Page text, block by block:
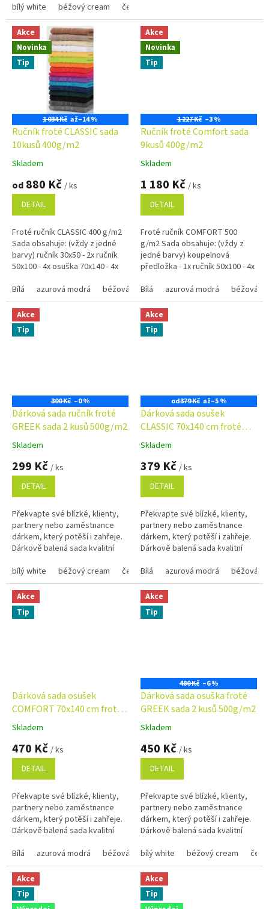
bílý white
béžový cream černý black
Akce
Novinka
Tip
1 034 Kč až–14 %
Ručník froté CLASSIC sada
10kusů 400g/m2
Průměrné
produktu
5,0
5
hvězdiček.
Skladem
od 880 Kč / ks
DETAIL
Froté ručník CLASSIC 400 g/m2
Sada obsahuje: (vždy z jedné
barvy) ručník 30x50 - 2x ručník
50x100 - 4x osuška 70x140 - 4x
Bílá
azurová modrá béžová černá červená hnědá 1420
Akce
Novinka
Tip
1 227 Kč –3 %
Ručník froté Comfort sada
9kusů 400g/m2
Průměrné
produktu
5,0
5
hvězdiček.
Skladem
1 180 Kč / ks
DETAIL
Froté ručník COMFORT 500
g/m2 Sada obsahuje: (vždy z
jedné barvy) koupelnová
předložka - 1x ručník 50x100 - 4x
Bílá
azurová modrá béžová
Akce
Tip
300 Kč –0 %
Dárková sada ručník froté
GREEK sada 2 kusů 500g/m2
Průměrné
hodnocení
produktu
5,0
5
hvězdiček.
Skladem
299 Kč / ks
DETAIL
Překvapte své blízké, klienty,
partnery nebo zaměstnance
dárkem, který potěší i zahřeje.
Dárkově balená sada kvalitní
praktická, ale i stylová....
bílý white béžový cream černý black tmavě modrý navy
Akce
Tip
od379 Kč až–5 %
Dárková sada osušek
CLASSIC 70x140 cm froté
400g/m2 - barva dle výběru
Průměrné
hodnocení
produktu
5,0
5
hvězdiček.
Skladem
379 Kč / ks
DETAIL
Překvapte své blízké, klienty,
partnery nebo zaměstnance
dárkem, který potěší i zahřeje.
Dárkově balená sada kvalitní
praktická, ale i stylová....
Bílá azurová modrá béžová
Akce
Tip
Dárková sada osušek
COMFORT 70x140 cm froté
500g/m2 - barva dle výběru
Průměrné
hodnocení
produktu
5,0
5
hvězdiček.
Skladem
470 Kč / ks
DETAIL
Překvapte své blízké, klienty,
partnery nebo zaměstnance
dárkem, který potěší i zahřeje.
Dárkově balená sada kvalitní
praktická, ale i stylová....
Bílá azurová modrá béžová černá červená hnědá 1420
Akce
Tip
480 Kč –6 %
Dárková sada osuška froté
GREEK sada 2 kusů 500g/m2
Průměrné
hodnocení
produktu
5,0
5
hvězdiček.
Skladem
450 Kč / ks
DETAIL
Překvapte své blízké, klienty,
partnery nebo zaměstnance
dárkem, který potěší i zahřeje.
Dárkově balená sada kvalitní
praktická, ale i stylová....
bílý white béžový cream
Akce
Tip
Akce
Tip